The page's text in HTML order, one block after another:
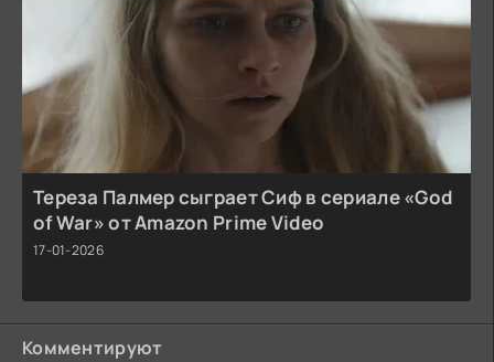
Тереза Палмер сыграет Сиф в сериале «God
of War» от Amazon Prime Video
17-01-2026
Комментируют